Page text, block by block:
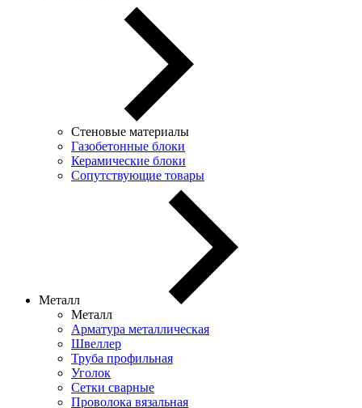
Стеновые материалы
Газобетонные блоки
Керамические блоки
Сопутствующие товары
Металл
Металл
Арматура металлическая
Швеллер
Труба профильная
Уголок
Сетки сварные
Проволока вязальная